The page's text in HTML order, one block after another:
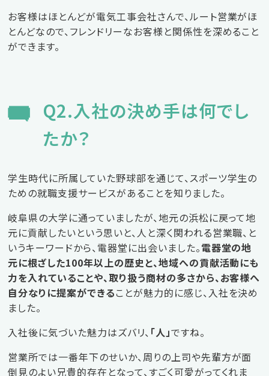
お客様はほとんどが電気工事会社さんで、ルート営業がほ
とんどなので、フレンドリーなお客様と関係性を深めること
ができます。
Q2.入社の決め手は何でし
たか？
学生時代に所属していた野球部を通じて、スポーツ学生の
ための就職支援サービスがあることを知りました。
岐阜県の大学に通っていましたが、地元の浜松に戻って地
元に貢献したいという思いと、人と深く関われる営業職、と
いうキーワードから、電器堂に出会いました。電器堂の地
元に根ざした100年以上の歴史と、地域への貢献活動にも
力を入れていることや、取り扱う商材の多さから、お客様へ
自分なりに提案ができることが魅力的に感じ、入社を決め
ました。
入社後に気づいた魅力はズバリ、 「人」ですね。
営業所では一番年下のせいか、周りの上司や先輩方が面
倒見のよい兄貴的存在となって、すごく可愛がってくれま